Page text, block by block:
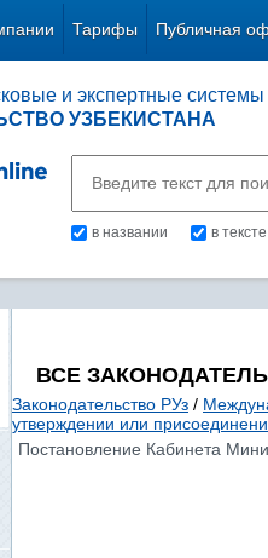
Тарифы Публичная
и экспертные системы
УЗБЕКИСТАНА
в названии в
ВСЕ
Законодательство РУз /
утверждении или
Постановление Кабинета